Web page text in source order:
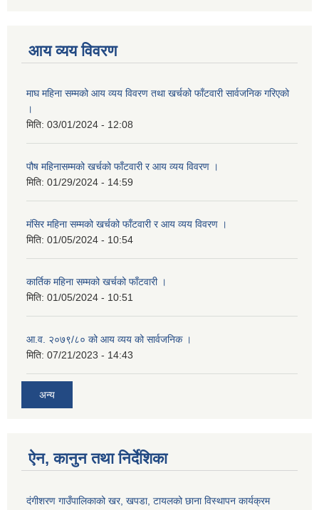
आय व्यय विवरण
माघ महिना सम्मको आय व्यय विवरण तथा खर्चको फाँटवारी सार्वजनिक गरिएको
।
मिति: 03/01/2024 - 12:08
पौष महिनासम्मको खर्चको फाँटवारी र आय व्यय विवरण ।
मिति: 01/29/2024 - 14:59
मंसिर महिना सम्मको खर्चको फाँटवारी र आय व्यय विवरण ।
मिति: 01/05/2024 - 10:54
कार्तिक महिना सम्मको खर्चको फाँटवारी ।
मिति: 01/05/2024 - 10:51
आ.व. २०७९/८० को आय व्यय को सार्वजनिक ।
मिति: 07/21/2023 - 14:43
अन्य
ऐन, कानुन तथा निर्देशिका
दंगीशरण गाउँपालिकाको खर, खपडा, टायलको छाना विस्थापन कार्यक्रम